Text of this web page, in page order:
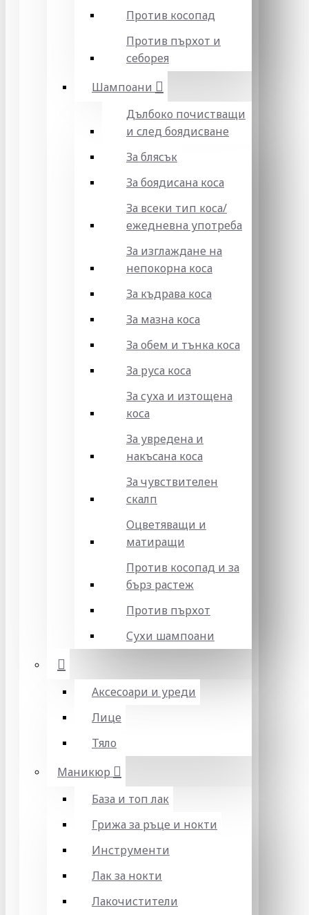
Против косопад
Против пърхот и
себорея
Шампоани
Дълбоко почистващи
и след боядисване
За блясък
За боядисана коса
За всеки тип коса/
ежедневна употреба
За изглаждане на
непокорна коса
За къдрава коса
За мазна коса
За обем и тънка коса
За руса коса
За суха и изтощена
коса
За увредена и
накъсана коса
За чувствителен
скалп
Оцветяващи и
матиращи
Против косопад и за
бърз растеж
Против пърхот
Сухи шампоани
Аксесоари и уреди
Лице
Тяло
Маникюр
База и топ лак
Грижа за ръце и нокти
Инструменти
Лак за нокти
Лакочистители